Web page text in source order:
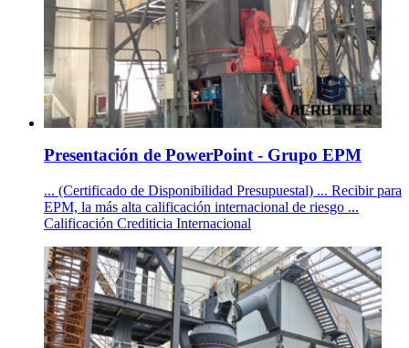
Presentación de PowerPoint - Grupo EPM
... (Certificado de Disponibilidad Presupuestal) ... Recibir para
EPM, la más alta calificación internacional de riesgo ...
Calificación Crediticia Internacional